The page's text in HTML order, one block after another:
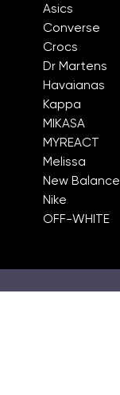
Asics
Converse
Crocs
Dr Martens
Havaianas
Kappa
MIKASA
MYREACT
Melissa
New Balance
Nike
OFF-WHITE